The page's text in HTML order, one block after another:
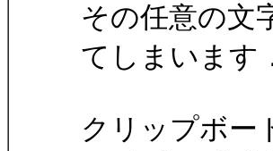
その任意の文
てしまいます
クリップボー